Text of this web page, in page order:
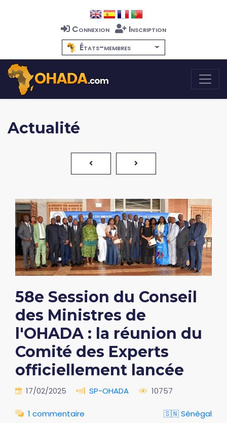
Connexion
Inscription
États-membres
Actualité
58e Session du Conseil
des Ministres de
l'OHADA : la réunion du
Comité des Experts
officiellement lancée
17/02/2025 SP-OHADA 10757
1 commentaire 🇸🇳 Sénégal